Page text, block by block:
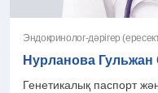
Эндокринолог-дәрігер
Нурланова Гульжан
Генетикалық паспорт